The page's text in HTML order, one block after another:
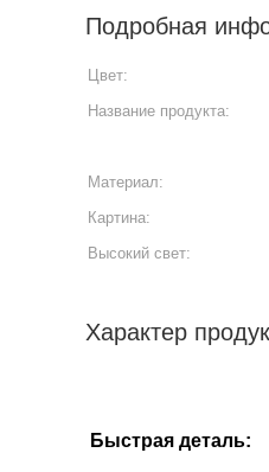
Подробная
Цвет:
Название продукта:
Материал:
Картина:
Высокий свет:
Характер
Быстрая деталь: